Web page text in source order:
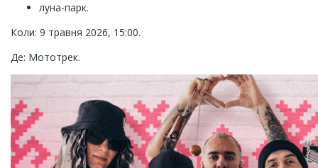
луна-парк.
Коли: 9 травня 2026, 15:00.
Де: Мототрек.